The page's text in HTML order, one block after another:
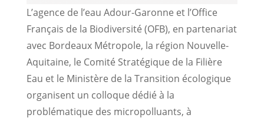
L’agence de l’eau Adour-Garonne et l’Office
Français de la Biodiversité (OFB), en partenariat
avec Bordeaux Métropole, la région Nouvelle-
Aquitaine, le Comité Stratégique de la Filière
Eau et le Ministère de la Transition écologique
organisent un colloque dédié à la
problématique des micropolluants, à